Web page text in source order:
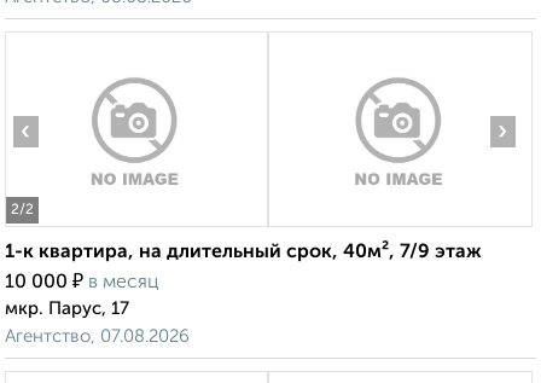
2/2
‹ ›
1-к квартира, на длительный срок, 40м², 7/9 этаж
10 000 ₽ в месяц
мкр. Парус, 17
Агентство, 07.08.2026